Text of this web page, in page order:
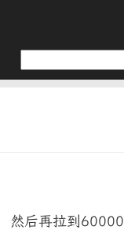
然后再拉到60000